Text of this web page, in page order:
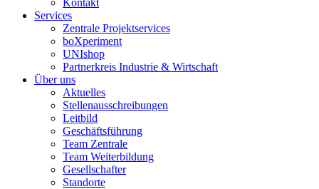
Kontakt
Services
Zentrale Projektservices
boXperiment
UNIshop
Partnerkreis Industrie & Wirtschaft
Über uns
Aktuelles
Stellenausschreibungen
Leitbild
Geschäftsführung
Team Zentrale
Team Weiterbildung
Gesellschafter
Standorte